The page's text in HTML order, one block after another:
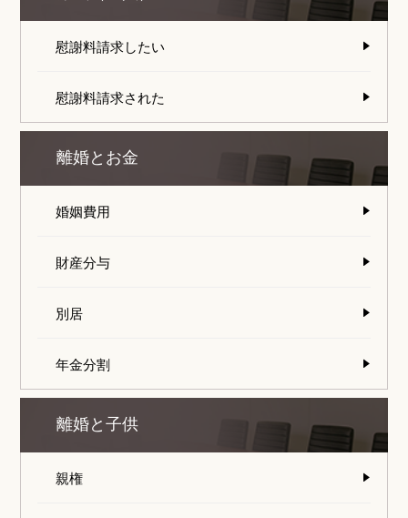
慰謝料請求したい
慰謝料請求された
離婚とお金
婚姻費用
財産分与
別居
年金分割
離婚と子供
親権